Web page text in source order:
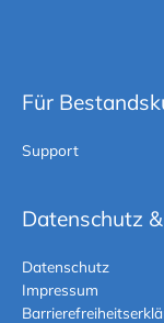
Für
Support
Datenschutz
Datenschutz
Impressum